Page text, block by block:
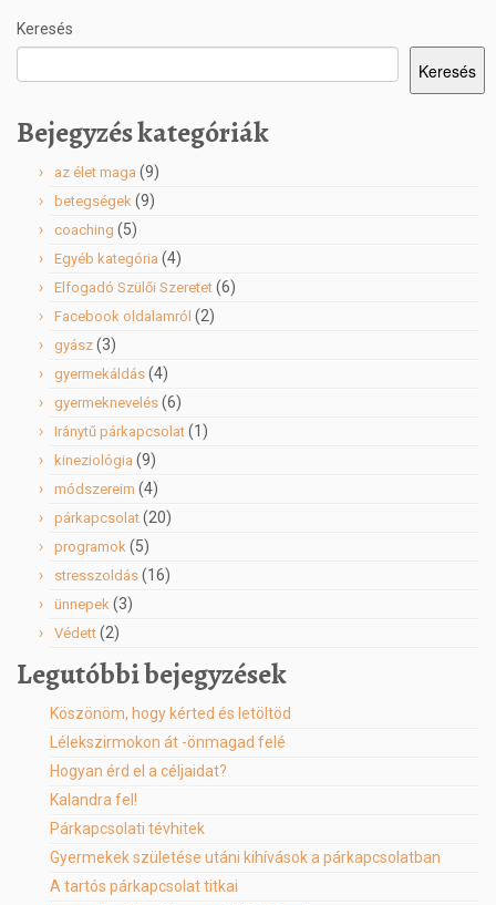
Keresés
Keresés
Bejegyzés kategóriák
az élet maga (9)
betegségek (9)
coaching (5)
Egyéb kategória (4)
Elfogadó Szülői Szeretet (6)
Facebook oldalamról (2)
gyász (3)
gyermekáldás (4)
gyermeknevelés (6)
Iránytű párkapcsolat (1)
kineziológia (9)
módszereim (4)
párkapcsolat (20)
programok (5)
stresszoldás (16)
ünnepek (3)
Védett (2)
Legutóbbi bejegyzések
Köszönöm, hogy kérted és letöltöd
Lélekszirmokon át -önmagad felé
Hogyan érd el a céljaidat?
Kalandra fel!
Párkapcsolati tévhitek
Gyermekek születése utáni kihívások a párkapcsolatban
A tartós párkapcsolat titkai